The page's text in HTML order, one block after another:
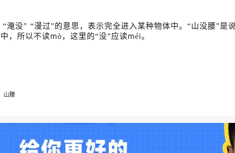
“淹没” “漫过”的意思，表示完全进入某种物体中。“山没腰”是
，所以不读mò，这里的“没”应读méi。
山腰